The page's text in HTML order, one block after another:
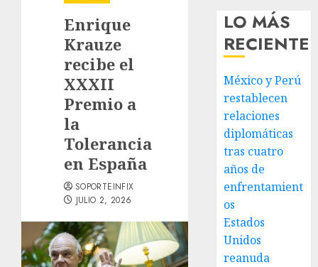
Enrique
Krauze
recibe el
XXXII
Premio a
la
Tolerancia
en España
SOPORTEINFIX
JULIO 2, 2026
LO MÁS
RECIENTE
México y Perú
restablecen
relaciones
diplomáticas
tras cuatro
años de
enfrentamient
os
Estados
Unidos
reanuda